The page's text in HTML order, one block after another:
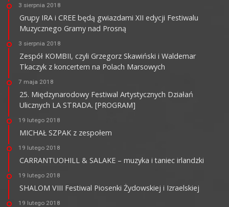
3 sierpnia 2018
Grupy IRA i CREE będą gwiazdami XII edycji Festiwalu
Muzycznego Gramy nad Prosną
3 sierpnia 2018
Zespół KOMBII, czyli Grzegorz Skawiński i Waldemar
Tkaczyk z koncertem na Polach Marsowych
7 maja 2018
25. Międzynarodowy Festiwal Artystycznych Działań
Ulicznych LA STRADA. [PROGRAM]
19 lutego 2018
MICHAŁ SZPAK z zespołem
19 lutego 2018
CARRANTUOHILL & SALAKE – muzyka i taniec irlandzki
19 lutego 2018
SHALOM VIII Festiwal Piosenki Żydowskiej i Izraelskiej
19 lutego 2018